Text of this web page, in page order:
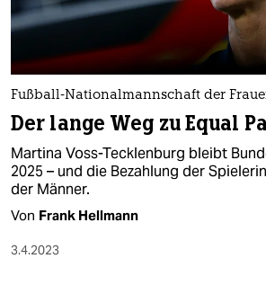
Fußball-Nationalmannschaft der
Der lange Weg zu Equal
Martina Voss-Tecklenburg bleibt
2025 – und die Bezahlung der
der Männer.
Von Frank Hellmann
3.4.2023